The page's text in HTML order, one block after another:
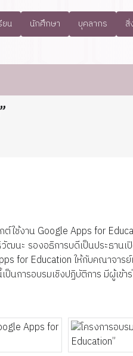
ยน นักศึกษา บุคลากร สิ่
ต์ใช้งาน Google Apps for
นะ รองอธิการบดีเป็นประธานเ
for Education ให้กับคณาจาร
นการอบรมเชิงปฏิบัติการ มีผู้เ